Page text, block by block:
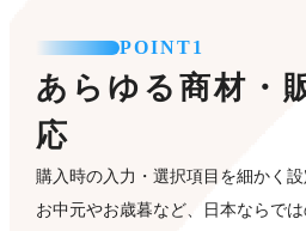
POINT1
あらゆる商材・
応
購入時の入力・選択項目を細かく設
お中元やお歳暮など、日本ならで